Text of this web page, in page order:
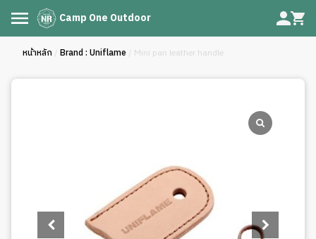
Camp One Outdoor
หน้าหลัก / Brand : Uniflame / Mini pan leather handle